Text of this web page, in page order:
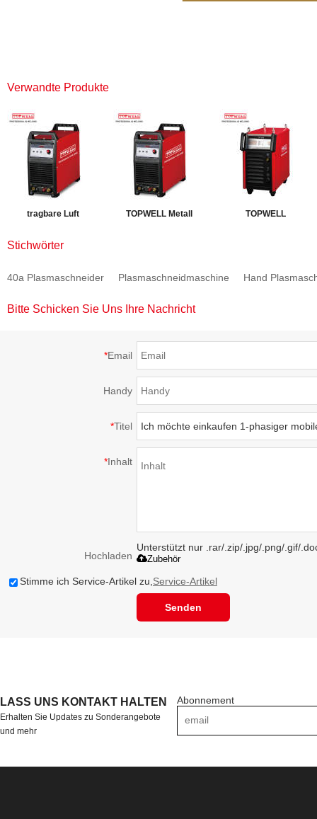
Verwandte Produkte
tragbare Luft TOPWELL Metall
CNC
TOPWELL
Stichwörter
40a Plasmaschneider Plasmaschneidmaschine Hand
Bitte Schicken Sie Uns Ihre Nachricht
*Email
Handy
*Titel
*Inhalt
Hochladen
Unterstützt nur .rar/.zip/.jpg/.png/.gif/
Zubehör
Stimme ich Service-Artikel zu,Service-Artikel
Senden
LASS UNS KONTAKT HALTEN
Erhalten Sie Updates zu Sonderangebote
und mehr
Abonnement